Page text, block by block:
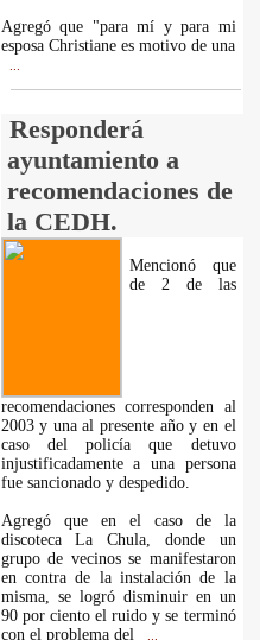
Agregó que "para mí y para mi
esposa Christiane es motivo de una
Responderá
ayuntamiento a
recomendaciones de
la CEDH.
Mencionó que
de 2 de las
recomendaciones corresponden al
2003 y una al presente año y en el
caso del policía que detuvo
injustificadamente a una persona
fue sancionado y despedido.
Agregó que en el caso de la
discoteca La Chula, donde un
grupo de vecinos se manifestaron
en contra de la instalación de la
misma, se logró disminuir en un
90 por ciento el ruido y se terminó
con el problema del